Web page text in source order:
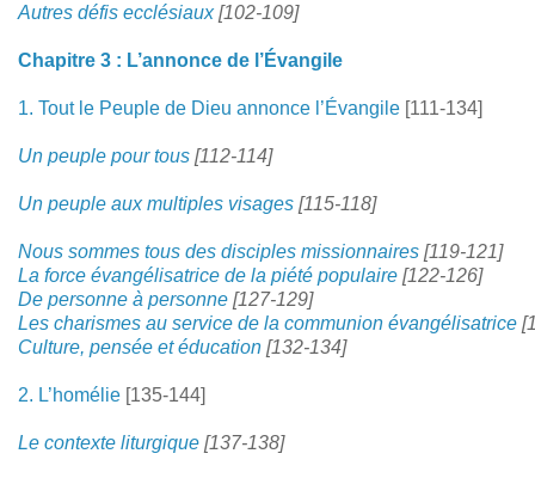
Autres défis ecclésiaux [102-109]
Chapitre 3 : L’annonce de l’Évangile
1. Tout le Peuple de Dieu annonce l’Évangile [111-134]
Un peuple pour tous [112-114]
Un peuple aux multiples visages [115-118]
Nous sommes tous des disciples missionnaires [119-121]
La force évangélisatrice de la piété populaire [122-126]
De personne à personne [127-129]
Les charismes au service de la communion évangélisatrice
Culture, pensée et éducation [132-134]
2. L’homélie [135-144]
Le contexte liturgique [137-138]